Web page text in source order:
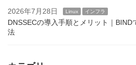
2026年7月28日 Linux インフラ
DNSSECの導入手順とメリット｜
法